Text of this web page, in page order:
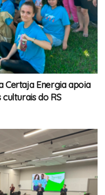
Certaja Energia apoia
culturais do RS